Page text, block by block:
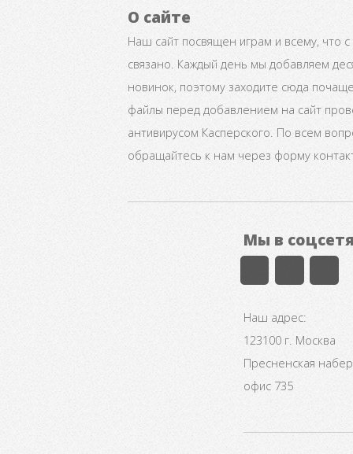
О сайте
Наш сайт посвящен играм и всему, что
связано. Каждый день мы добавляем
новинок, поэтому заходите сюда
файлы перед добавлением на сайт
антивирусом Касперского. По всем
обращайтесь к нам через форму
Мы в
Наш адрес:
123100 г. Москва
Пресненская
офис 735